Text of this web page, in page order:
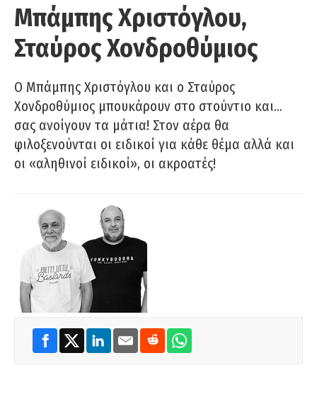
Μπάμπης Χριστόγλου,
Σταύρος Χονδροθύμιος
O Μπάμπης Χριστόγλου και ο Σταύρος
Χονδροθύμιος μπουκάρουν στο στούντιο και…
σας ανοίγουν τα μάτια! Στον αέρα θα
φιλοξενούνται οι ειδικοί για κάθε θέμα αλλά και
οι «αληθινοί ειδικοί», οι ακροατές!